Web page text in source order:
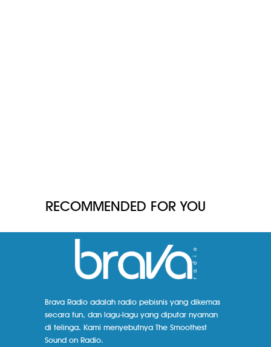
RECOMMENDED FOR YOU
Brava Radio adalah radio pebisnis yang dikemas
secara fun, dan lagu-lagu yang diputar nyaman
di telinga. Kami menyebutnya The Smoothest
Sound on Radio.